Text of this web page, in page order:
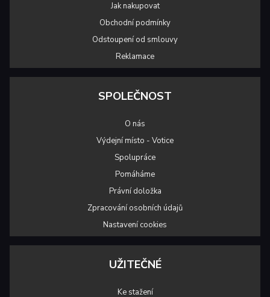
Jak nakupovat
Obchodní podmínky
Odstoupení od smlouvy
Reklamace
SPOLEČNOST
O nás
Výdejní místo - Votice
Spolupráce
Pomáháme
Právní doložka
Zpracování osobních údajů
Nastavení cookies
UŽITEČNÉ
Ke stažení